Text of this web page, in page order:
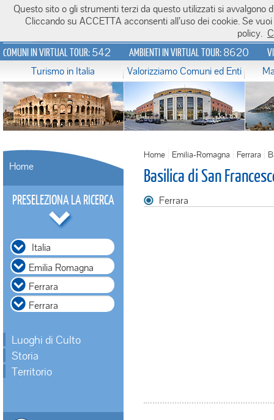
Italiavirtualtour.it
COMUNI IN VIRTUAL TOUR:542 AMBIENTI IN VIRTUAL TOUR:8620
Turismo in Italia Valorizziamo Comuni ed Enti
Home
PRESELEZIONA LA RICERCA
Italia
Luoghi di Culto
Storia
Territorio
Home Emilia-Romagna Ferrara
Basilica di San
Ferrara
Questo sito o gli strumenti terzi da questo utilizzati si
Cliccando su ACCETTA acconsenti all’uso dei cookie. Se
policy.